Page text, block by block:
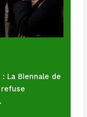
La Biennale de